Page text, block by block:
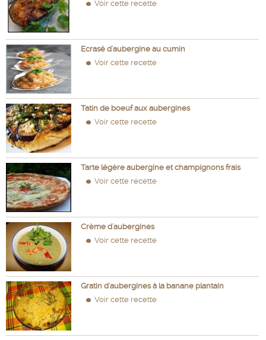
Voir cette recette
Ecrasé d'aubergine au cumin
Voir cette recette
Tatin de boeuf aux aubergines
Voir cette recette
Tarte légère aubergine et champignons frais
Voir cette recette
Crème d'aubergines
Voir cette recette
Gratin d'aubergines à la banane plantain
Voir cette recette